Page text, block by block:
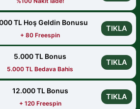
TL Hoş Geldin Bonusu
+ 80 Freespin
TIKLA
5.000 TL Bonus
5.000 TL Bedava Bahis
TIKLA
12.000 TL Bonus
+ 120 Freespin
TIKLA